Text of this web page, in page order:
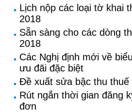
Lịch nộp các loại tờ khai
2018
Sẵn sàng cho các dòng
2018
Các Nghị định mới về
ưu đãi đặc biệt
Đề xuất sửa bậc thu thuế
Rút ngắn thời gian đăng
đơn